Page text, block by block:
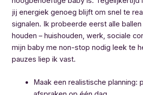
jij energiek genoeg blijft om snel te
signalen. Ik probeerde eerst alle
houden – huishouden, werk, sociale
mijn baby me non-stop nodig leek te
pauzes liep ik vast.
Maak een realistische planning: